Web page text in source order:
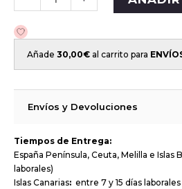
Añade 30,00€ al carrito para
Envíos y Devoluciones
Tiempos de Entrega:
España Península, Ceuta, Melilla e Islas
laborales)
Islas Canarias: entre 7 y 15 días laborales